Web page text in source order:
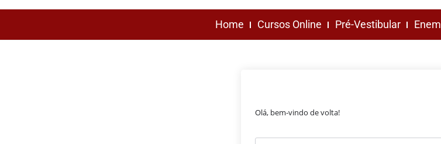
Home Cursos Online Pré-Vestibular Enem
Olá, bem-vindo de volta!